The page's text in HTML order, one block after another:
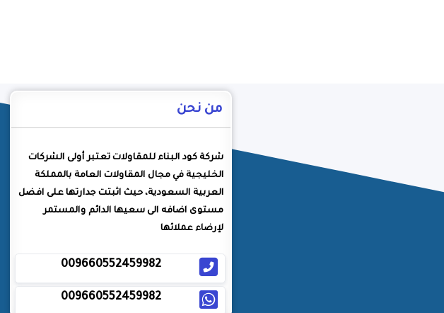
من نحن
شركة كود البناء للمقاولات تعتبر أولى الشركات
الخليجية في مجال المقاولات العامة بالمملكة
العربية السعودية، حيث اثبتت جدارتها على افضل
مستوى اضافه الى سعيها الدائم والمستمر
لإرضاء عملائها
009660552459982
009660552459982